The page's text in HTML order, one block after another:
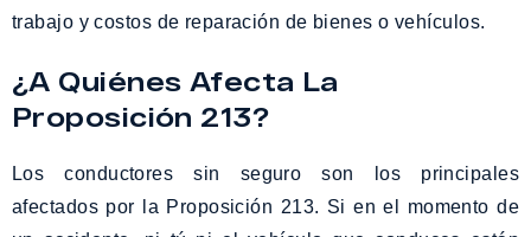
trabajo y costos de reparación de bienes o vehículos.
¿A Quiénes Afecta La
Proposición 213?
Los conductores sin seguro son los principales
afectados por la Proposición 213. Si en el momento de